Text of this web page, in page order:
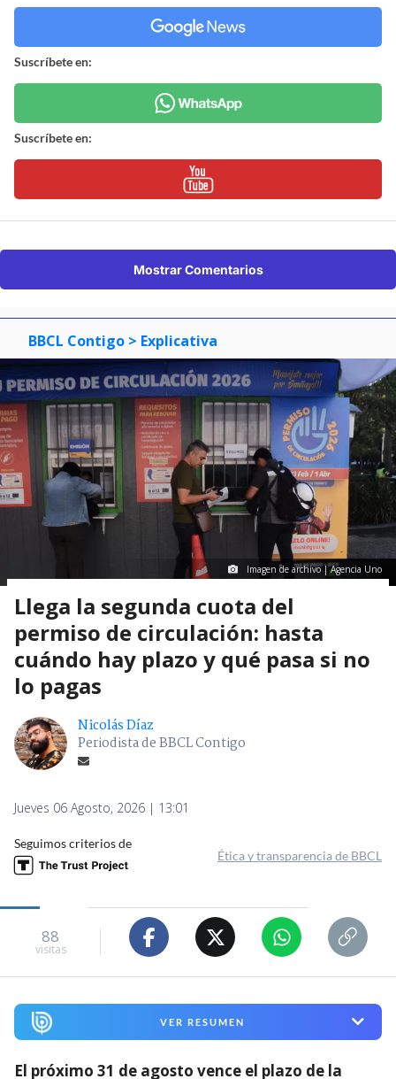
Suscríbete en:
Suscríbete en:
Mostrar Comentarios
BBCL Contigo > Explicativa
Imagen de archivo | Agencia Uno
Llega la segunda cuota del
permiso de circulación: hasta
cuándo hay plazo y qué pasa si no
lo pagas
Nicolás Díaz
Periodista de BBCL Contigo
Jueves 06 Agosto, 2026 | 13:01
Seguimos criterios de
Ética y transparencia de BBCL
88
visitas
VER RESUMEN
El próximo 31 de agosto vence el plazo de la